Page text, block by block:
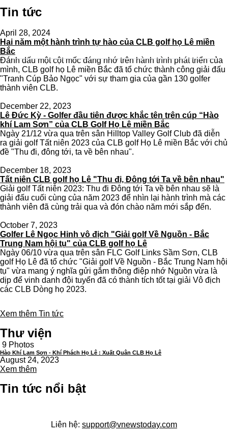
Tin tức
April 28, 2024
Hai năm một hành trình tự hào của CLB golf họ Lê miền
Bắc
Đánh dấu một cột mốc đáng nhớ trên hành trình phát triển của
mình, CLB golf họ Lê miền Bắc đã tổ chức thành công giải đấu
"Tranh Cúp Bảo Ngọc" với sự tham gia của gần 130 golfer
thành viên CLB.
December 22, 2023
Lê Đức Kỳ - Golfer đầu tiên được khắc tên trên cúp “Hào
khí Lam Sơn” của CLB Golf Họ Lê miền Bắc
Ngày 21/12 vừa qua trên sân Hilltop Valley Golf Club đã diễn
ra giải golf Tất niên 2023 của CLB golf Họ Lê miền Bắc với chủ
đề "Thu đi, đông tới, ta về bên nhau".
December 18, 2023
Tất niên CLB golf họ Lê "Thu đi, Đông tới Ta về bên nhau"
Giải golf Tất niên 2023: Thu đi Đông tới Ta về bên nhau sẽ là
giải đấu cuối cùng của năm 2023 để nhìn lại hành trình mà các
thành viên đã cùng trải qua và đón chào năm mới sắp đến.
October 7, 2023
Golfer Lê Ngọc Hinh vô địch "Giải golf Về Nguồn - Bắc
Trung Nam hội tụ" của CLB golf họ Lê
Ngày 06/10 vừa qua trên sân FLC Golf Links Sầm Sơn, CLB
golf Họ Lê đã tổ chức "Giải golf Về Nguồn - Bắc Trung Nam hội
tụ" vừa mang ý nghĩa gửi gắm thông điệp nhớ Nguồn vừa là
dịp để vinh danh đội tuyển đã có thành tích tốt tại giải Vô địch
các CLB Dòng họ 2023.
Xem thêm Tin tức
Thư viện
9 Photos
Hào Khí Lam Sơn - Khí Phách Họ Lê : Xuất Quân CLB Họ Lê
August 24, 2023
Xem thêm
Tin tức nổi bật
Liên hệ: support@vnewstoday.com